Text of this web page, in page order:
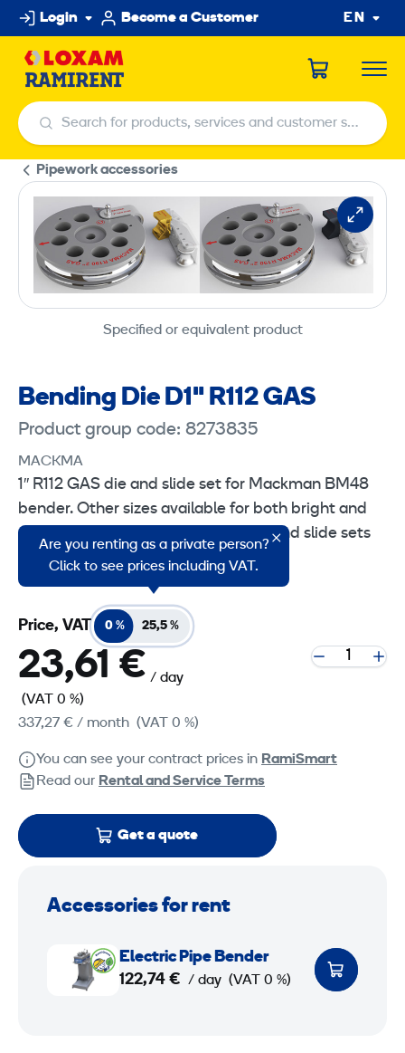
Skip
to
content
Login Become a Customer EN
Search for products, services and customer service centers
Search for products, services and customer service centers
Pipework accessories
Specified or equivalent product
Bending Die D1" R112 GAS
Product group code: 8273835
MACKMA
1″ R112 GAS die and slide set for Mackman BM48
bender. Other sizes available for both bright and
dark tubing. Ask for the correct die and slide sets
when ordering.
Are you renting as a private person?
Click to see prices including VAT.
Price, VAT 0 % 25,5 %
23,61 € / day
(VAT 0 %)
337,27 € / month (VAT 0 %)
You can see your contract prices in RamiSmart
Read our Rental and Service Terms
Get a quote
Accessories for rent
Electric Pipe Bender
122,74 € / day (VAT 0 %)